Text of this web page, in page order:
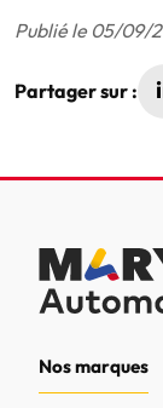
Publié le 05/09/
Partager sur :
Nos marques